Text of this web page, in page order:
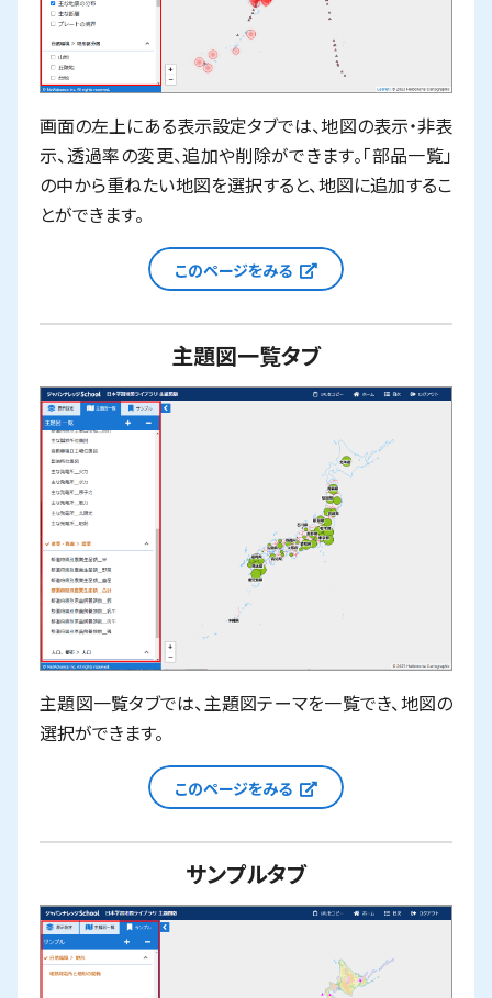
画面の左上にある表示設定タブでは、地図の表示・非表
示、透過率の変更、追加や削除ができます。「部品一覧」
の中から重ねたい地図を選択すると、地図に追加するこ
とができます。
このページをみる 新しいウィンドウで
主題図一覧タブ
主題図一覧タブでは、主題図テーマを一覧でき、地図の
選択ができます。
このページをみる 新しいウィンドウで
サンプルタブ